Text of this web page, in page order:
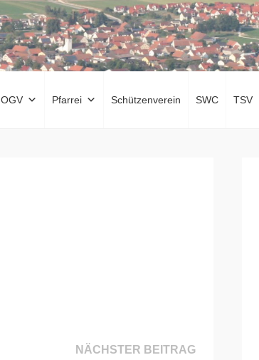
OGV Pfarrei Schützenverein SWC TSV
NÄCHSTER BEITRAGNächster